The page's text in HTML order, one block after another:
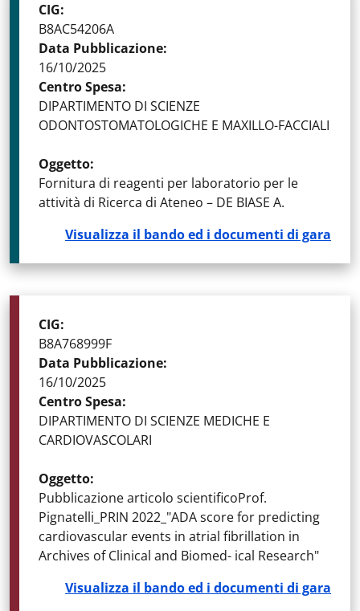
CIG:
B8AC54206A
Data Pubblicazione:
16/10/2025
Centro Spesa:
DIPARTIMENTO DI SCIENZE
ODONTOSTOMATOLOGICHE E MAXILLO-FACCIALI
Oggetto:
Fornitura di reagenti per laboratorio per le
attività di Ricerca di Ateneo – DE BIASE A.
Visualizza il bando ed i documenti di gara
STATO DELLA GARA
CIG:
B8A768999F
Data Pubblicazione:
16/10/2025
Centro Spesa:
DIPARTIMENTO DI SCIENZE MEDICHE E
CARDIOVASCOLARI
Oggetto:
Pubblicazione articolo scientificoProf.
Pignatelli_PRIN 2022_"ADA score for predicting
cardiovascular events in atrial fibrillation in
Archives of Clinical and Biomed- ical Research"
Visualizza il bando ed i documenti di gara